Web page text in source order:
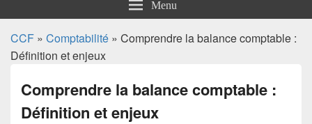
Menu
CCF » Comptabilité » Comprendre la balance comptable :
Définition et enjeux
Comprendre la balance comptable :
Définition et enjeux